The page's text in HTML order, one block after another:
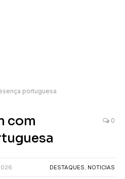
portuguesa
com
0
DESTAQUES, NOTICIAS